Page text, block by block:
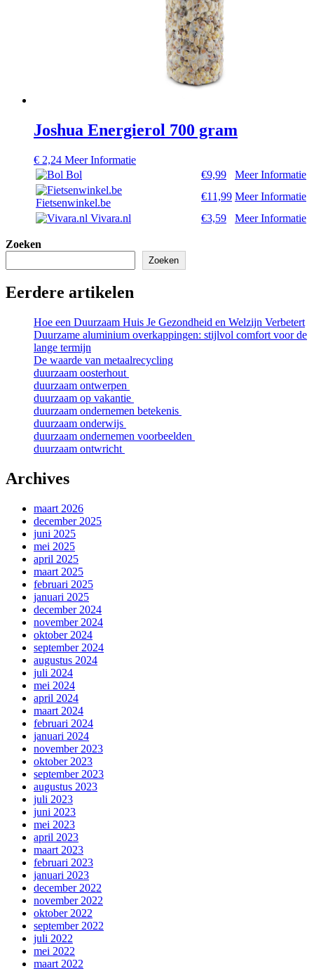
Joshua Energierol 700 gram
€ 2,24 Meer Informatie
Bol
€9,99 Meer Informatie
Fietsenwinkel.be
€11,99 Meer Informatie
Vivara.nl
€3,59 Meer Informatie
Zoeken
Zoeken
Eerdere artikelen
Hoe een Duurzaam Huis Je Gezondheid en Welzijn Verbetert
Duurzame aluminium overkappingen: stijlvol comfort voor de
lange termijn
De waarde van metaalrecycling
duurzaam oosterhout
duurzaam ontwerpen
duurzaam op vakantie
duurzaam ondernemen betekenis
duurzaam onderwijs
duurzaam ondernemen voorbeelden
duurzaam ontwricht
Archives
maart 2026
december 2025
juni 2025
mei 2025
april 2025
maart 2025
februari 2025
januari 2025
december 2024
november 2024
oktober 2024
september 2024
augustus 2024
juli 2024
mei 2024
april 2024
maart 2024
februari 2024
januari 2024
november 2023
oktober 2023
september 2023
augustus 2023
juli 2023
juni 2023
mei 2023
april 2023
maart 2023
februari 2023
januari 2023
december 2022
november 2022
oktober 2022
september 2022
juli 2022
mei 2022
maart 2022